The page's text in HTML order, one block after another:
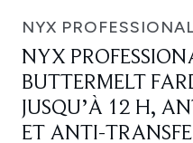
NYX
NYX
BUTTERMELT
JUSQU’À 12 H,
ET ANTI-